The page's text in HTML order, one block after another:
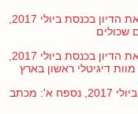
שכולים
דיגיטלי ראשון בארץ
חומרים לדיון בכנסת ביולי 2017, נספח א': מכתב